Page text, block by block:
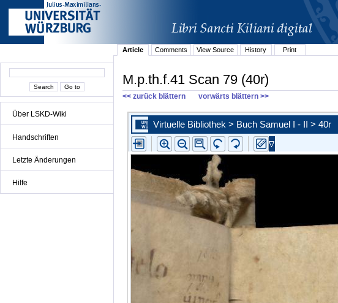
Über LSKD-Wiki
Handschriften
Letzte Änderungen
Hilfe
Article
Comments View Source History Print
M.p.th.f.41 Scan 79 (40r)
<< zurück blättern vorwärts blättern >>